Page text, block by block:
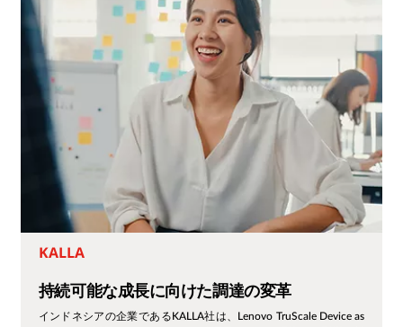
KALLA
持続可能な成長に向けた調達の変革
インドネシアの企業であるKALLA社は、Lenovo TruScale Device as